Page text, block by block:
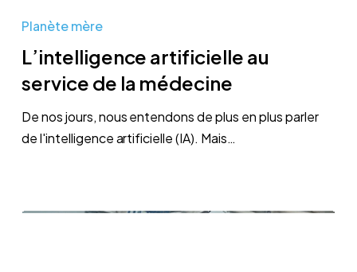
artificielle
service
de
médecine
Planète mère
L’intelligence artificielle au
service de la médecine
De nos jours, nous entendons de plus en plus parler
de l'intelligence artificielle (IA). Mais…